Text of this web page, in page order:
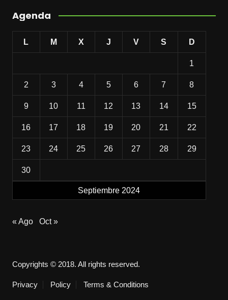
Agenda
Septiembre 2024
L M X J V S D
1
2 3 4 5 6 7 8
9 10 11 12 13 14 15
16 17 18 19 20 21 22
23 24 25 26 27 28 29
30
« Ago Oct »
Copyrights © 2018. All rights reserved.
Privacy Policy Terms & Conditions